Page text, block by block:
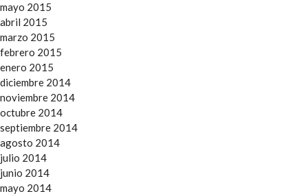
mayo 2015
abril 2015
marzo 2015
febrero 2015
enero 2015
diciembre 2014
noviembre 2014
octubre 2014
septiembre 2014
agosto 2014
julio 2014
junio 2014
mayo 2014